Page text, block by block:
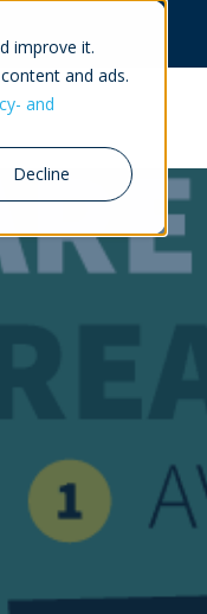
improve it.
and ads.
and
Decline